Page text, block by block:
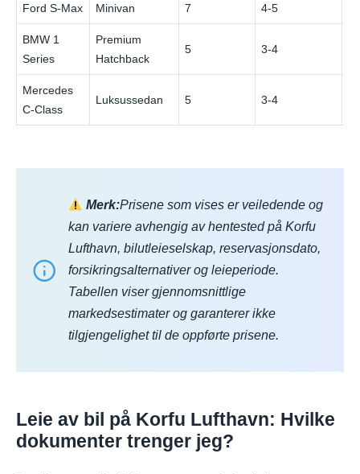
Ford S-Max Minivan 7 4-5
BMW 1
Series
Premium
Hatchback
5 3-4
Mercedes
C-Class
Luksussedan 5 3-4
Merk:Prisene som vises er veiledende og
kan variere avhengig av hentested på Korfu
Lufthavn, bilutleieselskap, reservasjonsdato,
forsikringsalternativer og leieperiode.
Tabellen viser gjennomsnittlige
markedsestimater og garanterer ikke
tilgjengelighet til de oppførte prisene.
Leie av bil på Korfu Lufthavn: Hvilke
dokumenter trenger jeg?